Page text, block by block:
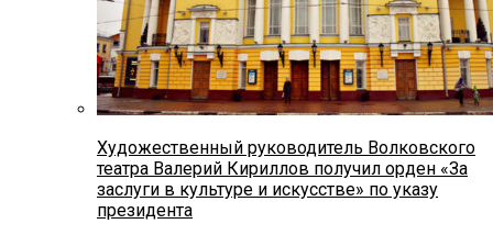
Художественный руководитель Волковского
театра Валерий Кириллов получил орден «За
заслуги в культуре и искусстве» по указу
президента